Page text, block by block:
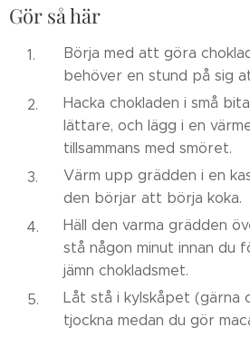
Gör så här
Börja med att göra
behöver en stund på sig
Hacka chokladen i små
lättare, och lägg i en
tillsammans med smöret.
Värm upp grädden i en
den börjar att börja koka.
Häll den varma grädden
stå någon minut innan du
jämn chokladsmet.
Låt stå i kylskåpet (gärna
tjockna medan du gör